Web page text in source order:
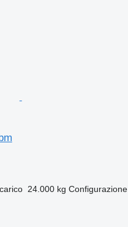
24.000 kg Configurazione